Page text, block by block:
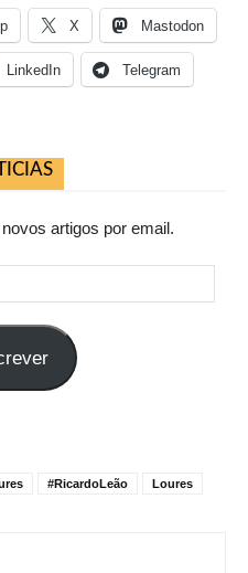
X Mastodon
LinkedIn Telegram
artigos por email.
#RicardoLeão Loures